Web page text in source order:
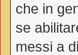
che in
se
messi a